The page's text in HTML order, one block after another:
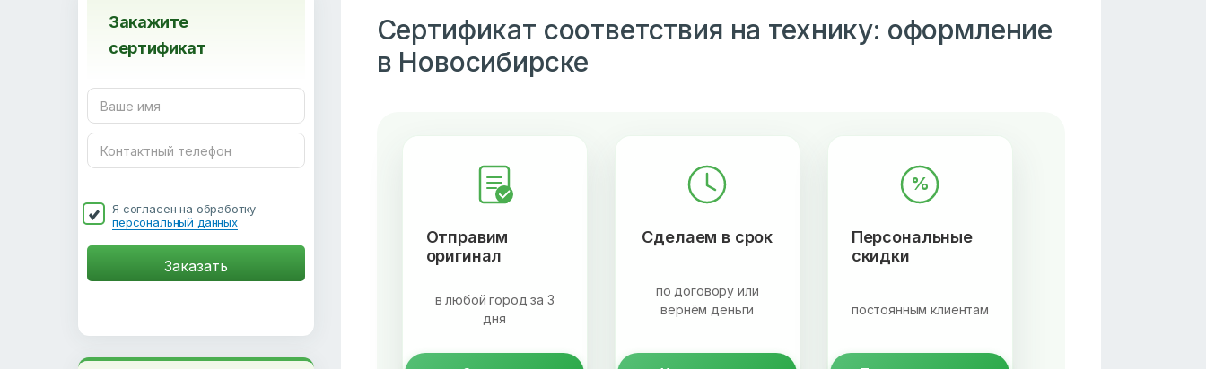
Закажите
сертификат
Я согласен на обработку
персональный данных
Сертификат соответствия на технику: оформление
в Новосибирске
Отправим
оригинал
в любой город за 3
дня
Сделаем в срок
по договору или
вернём деньги
%
Персональные
скидки
постоянным клиентам